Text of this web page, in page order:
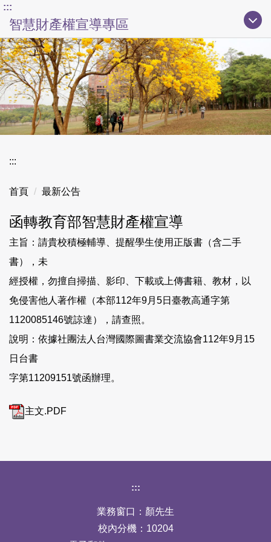
跳
到
主
要
內
容
區
:::
智慧財產權宣導專區
:::
首頁 最新公告
函轉教育部智慧財產權宣導
主旨：請貴校積極輔導、提醒學生使用正版書（含二手
書），未
經授權，勿擅自掃描、影印、下載或上傳書籍、教材，以
免侵害他人著作權（本部112年9月5日臺教高通字第
1120085146號諒達），請查照。
說明：依據社團法人台灣國際圖書業交流協會112年9月15
日台書
字第11209151號函辦理。
主文.PDF
:::下方網站資訊區塊
業務窗口：顏先生
校內分機：10204